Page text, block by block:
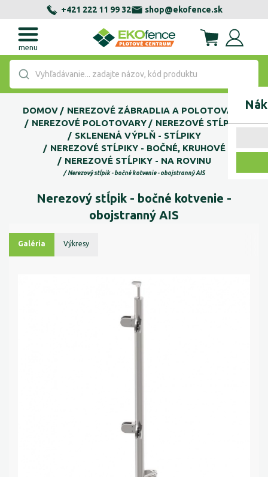
+421 222 11 99 32 shop@ekofence.sk
menu
Vyhľadávanie... zadajte názov, kód produktu
DOMOV
NEREZOVÉ ZÁBRADLIA A POLOTOVARY
NEREZOVÉ POLOTOVARY
NEREZOVÉ STĹPIKY
SKLENENÁ VÝPLŇ - STĹPIKY
NEREZOVÉ STĹPIKY - BOČNÉ, KRUHOVÉ
NEREZOVÉ STĹPIKY - NA ROVINU
Nerezový stĺpik - bočné kotvenie - obojstranný AIS
Nerezový stĺpik - bočné kotvenie -
obojstranný AIS
Galéria Výkresy